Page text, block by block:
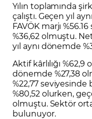
Yılın toplamında
çalıştı. Geçen yıl
FAVÖK marjı
%36,62 olmuştu.
yıl aynı dönemde
Aktif kârlılığı %62,9
dönemde %27,38
%22,77 seviyesinde
%80,52 olurken,
olmuştu. Sektör
bulunuyor.